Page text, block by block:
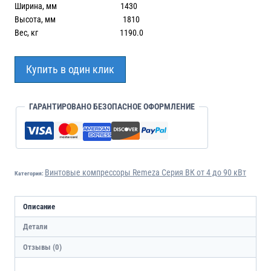
Ширина, мм 1430
Высота, мм 1810
Вес, кг 1190.0
Купить в один клик
ГАРАНТИРОВАНО БЕЗОПАСНОЕ ОФОРМЛЕНИЕ
Категория: Винтовые компрессоры Remeza Серия ВК от 4 до 90 кВт
Описание
Детали
Отзывы (0)